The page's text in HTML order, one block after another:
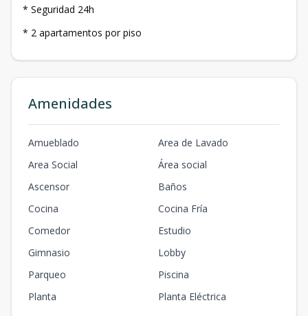
* Seguridad 24h
* 2 apartamentos por piso
Amenidades
Amueblado
Area de Lavado
Area Social
Área social
Ascensor
Baños
Cocina
Cocina Fría
Comedor
Estudio
Gimnasio
Lobby
Parqueo
Piscina
Planta
Planta Eléctrica